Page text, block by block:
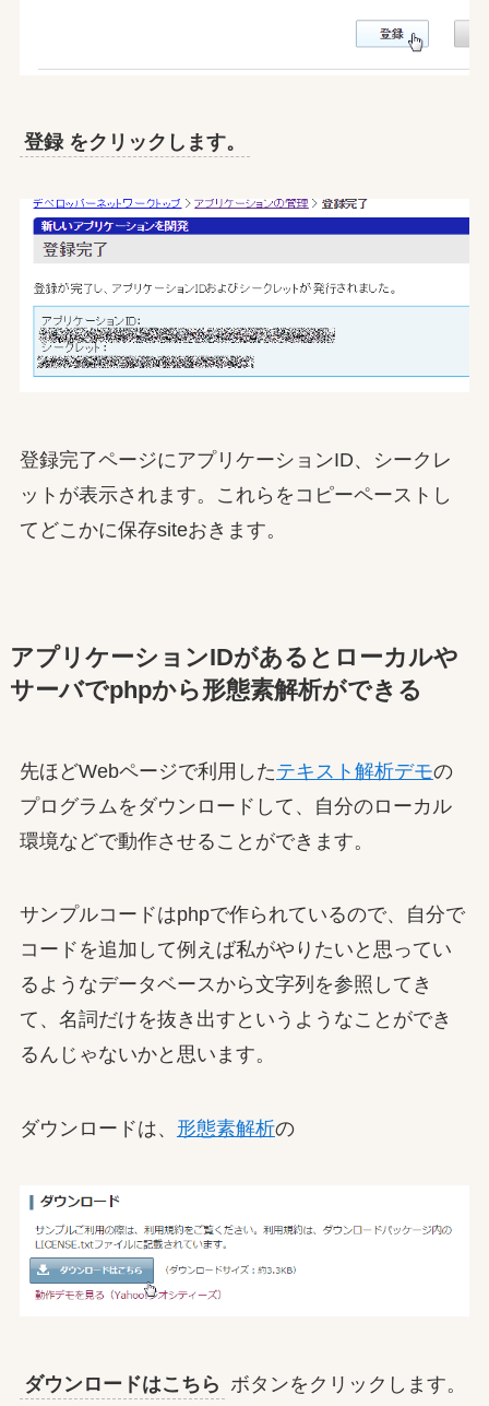
登録 をクリックします。
登録完了ページにアプリケーションID、シークレ
ットが表示されます。これらをコピーペーストし
てどこかに保存siteおきます。
アプリケーションIDがあるとローカルや
サーバでphpから形態素解析ができる
先ほどWebページで利用したテキスト解析デモの
プログラムをダウンロードして、自分のローカル
環境などで動作させることができます。
サンプルコードはphpで作られているので、自分で
コードを追加して例えば私がやりたいと思ってい
るようなデータベースから文字列を参照してき
て、名詞だけを抜き出すというようなことができ
るんじゃないかと思います。
ダウンロードは、 形態素解析の
ダウンロードはこちら ボタンをクリックします。